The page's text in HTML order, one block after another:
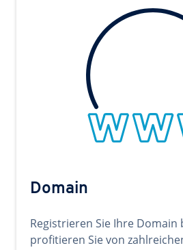
Domain
Registrieren Sie Ihre Domain
profitieren Sie von